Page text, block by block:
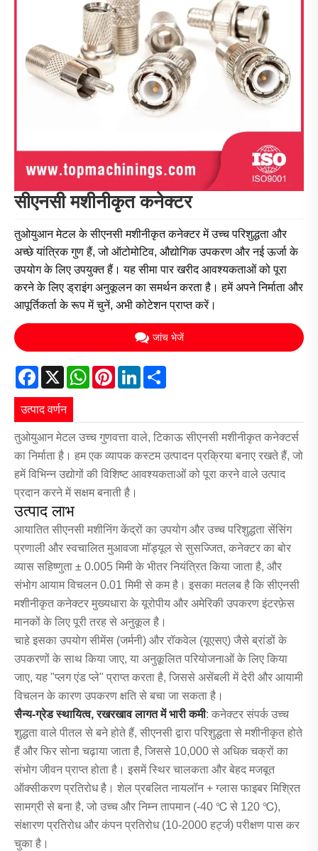
सीएनसी मशीनीकृत कनेक्टर
तुओयुआन मेटल के सीएनसी मशीनीकृत कनेक्टर में उच्च परिशुद्धता और
अच्छे यांत्रिक गुण हैं, जो ऑटोमोटिव, औद्योगिक उपकरण और नई ऊर्जा के
उपयोग के लिए उपयुक्त हैं। यह सीमा पार खरीद आवश्यकताओं को पूरा
करने के लिए ड्राइंग अनुकूलन का समर्थन करता है। हमें अपने निर्माता और
आपूर्तिकर्ता के रूप में चुनें, अभी कोटेशन प्राप्त करें।
जांच भेजें
Facebook
X WhatsApp
PinterestLinkedIn
उत्पाद वर्णन
तुओयुआन मेटल उच्च गुणवत्ता वाले, टिकाऊ सीएनसी मशीनीकृत कनेक्टर्स
का निर्माता है। हम एक व्यापक कस्टम उत्पादन प्रक्रिया बनाए रखते हैं, जो
हमें विभिन्न उद्योगों की विशिष्ट आवश्यकताओं को पूरा करने वाले उत्पाद
प्रदान करने में सक्षम बनाती है।
उत्पाद लाभ
आयातित सीएनसी मशीनिंग केंद्रों का उपयोग और उच्च परिशुद्धता सेंसिंग
प्रणाली और स्वचालित मुआवजा मॉड्यूल से सुसज्जित, कनेक्टर का बोर
व्यास सहिष्णुता ± 0.005 मिमी के भीतर नियंत्रित किया जाता है, और
संभोग आयाम विचलन 0.01 मिमी से कम है। इसका मतलब है कि सीएनसी
मशीनीकृत कनेक्टर मुख्यधारा के यूरोपीय और अमेरिकी उपकरण इंटरफ़ेस
मानकों के लिए पूरी तरह से अनुकूल है।
चाहे इसका उपयोग सीमेंस (जर्मनी) और रॉकवेल (यूएसए) जैसे ब्रांडों के
उपकरणों के साथ किया जाए, या अनुकूलित परियोजनाओं के लिए किया
जाए, यह "प्लग एंड प्ले" प्राप्त करता है, जिससे असेंबली में देरी और आयामी
विचलन के कारण उपकरण क्षति से बचा जा सकता है।
सैन्य-ग्रेड स्थायित्व, रखरखाव लागत में भारी कमी: कनेक्टर संपर्क उच्च
शुद्धता वाले पीतल से बने होते हैं, सीएनसी द्वारा परिशुद्धता से मशीनीकृत होते
हैं और फिर सोना चढ़ाया जाता है, जिससे 10,000 से अधिक चक्रों का
संभोग जीवन प्राप्त होता है। इसमें स्थिर चालकता और बेहद मजबूत
ऑक्सीकरण प्रतिरोध है। शेल प्रबलित नायलॉन + ग्लास फाइबर मिश्रित
सामग्री से बना है, जो उच्च और निम्न तापमान (-40 ℃ से 120 ℃),
संक्षारण प्रतिरोध और कंपन प्रतिरोध (10-2000 हर्ट्ज) परीक्षण पास कर
चुका है।